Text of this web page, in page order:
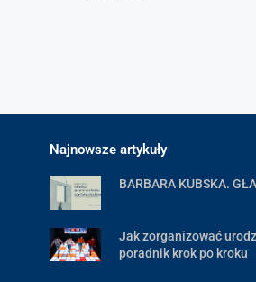
Najnowsze artykuły
BARBARA KUBSKA.
Jak zorganizować
poradnik krok po kroku